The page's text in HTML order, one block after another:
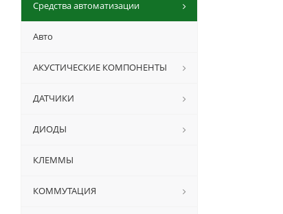
Средства автоматизации
Авто
АКУСТИЧЕСКИЕ КОМПОНЕНТЫ
ДАТЧИКИ
ДИОДЫ
КЛЕММЫ
КОММУТАЦИЯ